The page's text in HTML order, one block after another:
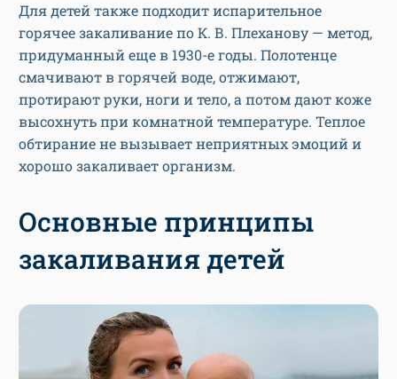
Для детей также подходит испарительное
горячее закаливание по К. В. Плеханову — метод,
придуманный еще в 1930-е годы. Полотенце
смачивают в горячей воде, отжимают,
протирают руки, ноги и тело, а потом дают коже
высохнуть при комнатной температуре. Теплое
обтирание не вызывает неприятных эмоций и
хорошо закаливает организм.
Основные принципы
закаливания детей